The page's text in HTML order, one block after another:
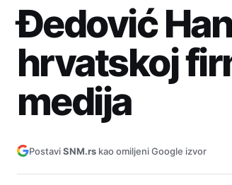
Đedović
hrvatskoj
medija
PostaviSNM.rs kao omiljeni Google izvor